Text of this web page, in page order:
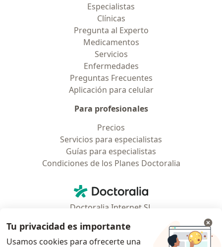
Especialistas
Clínicas
Pregunta al Experto
Medicamentos
Servicios
Enfermedades
Preguntas Frecuentes
Aplicación para celular
Para profesionales
Precios
Servicios para especialistas
Guías para especialistas
Condiciones de los Planes Doctoralia
Doctoralia - Página de inicio
Doctoralia Internet SL
08019 Barcelona, Spain
Tu privacidad es importante
Usamos cookies para ofrecerte una